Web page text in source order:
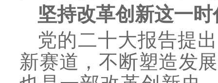
坚持改革创新这一
党的二十大报告提
新赛道，不断塑造发